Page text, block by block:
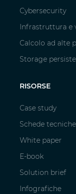
Cybersecurity
Infrastruttura e
Calcolo ad alte
Storage
RISORSE
Case study
Schede tecniche
White paper
E-book
Solution brief
Infografiche